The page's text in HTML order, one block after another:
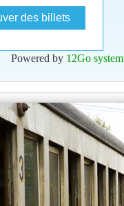
des billets
Powered by 12Go system